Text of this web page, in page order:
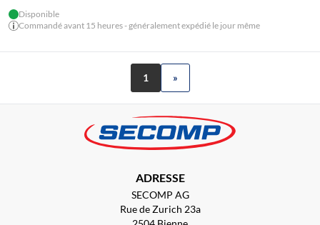
Disponible
Commandé avant 15 heures - généralement expédié le jour même
1 »
ADRESSE
SECOMP AG
Rue de Zurich 23a